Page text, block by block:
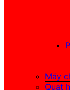
Máy
Quạt